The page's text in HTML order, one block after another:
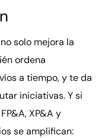
solo mejora la
ordena
a tiempo, y te da
iniciativas. Y si
XP&A y
se amplifican: